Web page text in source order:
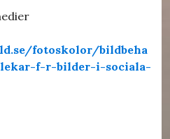
fotoskolor/bildbeha
f-r-bilder-i-sociala-